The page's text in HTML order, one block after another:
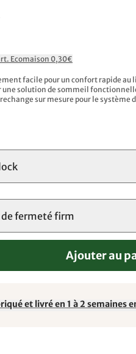
Ecomaison 0,30€
facile pour un confort rapide au
une solution de sommeil
rechange sur mesure pour le système
de fermeté firm
Ajouter au
et livré en 1 à 2 semaines